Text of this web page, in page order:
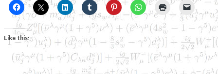
Like this: